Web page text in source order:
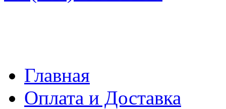
Главная
Оплата и Доставка